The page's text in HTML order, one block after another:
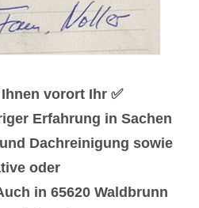
vorort Ihr ✅
Erfahrung in Sachen
Dachreinigung sowie
oder
in 65620 Waldbrunn